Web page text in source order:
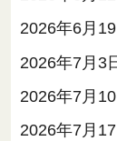
2026年6月
2026年7月3
2026年7月
2026年7月